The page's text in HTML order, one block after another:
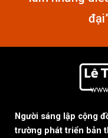
Người sáng lập cộng
trường phát triển bản